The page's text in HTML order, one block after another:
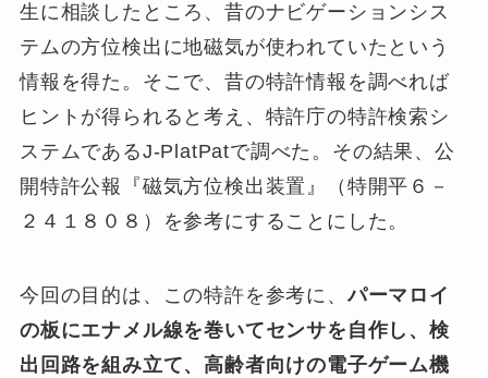
生に相談したところ、昔のナビゲーションシス
テムの方位検出に地磁気が使われていたという
情報を得た。そこで、昔の特許情報を調べれば
ヒントが得られると考え、特許庁の特許検索シ
ステムであるJ-PlatPatで調べた。その結果、公
開特許公報『磁気方位検出装置』（特開平６－
２４１８０８）を参考にすることにした。
今回の目的は、この特許を参考に、パーマロイ
の板にエナメル線を巻いてセンサを自作し、検
出回路を組み立て、高齢者向けの電子ゲーム機